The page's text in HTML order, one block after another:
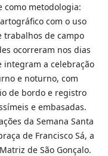
como metodologia:
com o uso
trabalhos de campo
ocorreram nos dias
integram a celebração
e noturno, com
de bordo e registro
e embasadas.
da Semana Santa
de Francisco Sá, a
de São Gonçalo.